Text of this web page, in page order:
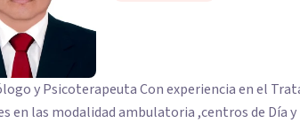
y Psicoterapeuta Con experiencia en el
en las modalidad ambulatoria ,centros de Día y